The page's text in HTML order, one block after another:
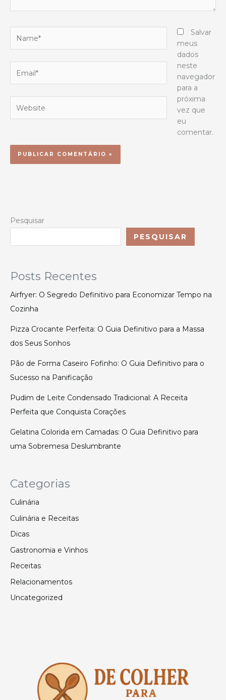
Salvar
meus
dados
neste
navegador
para a
próxima
vez que
eu
comentar.
Pesquisar
PESQUISAR
Posts Recentes
Airfryer: O Segredo Definitivo para Economizar Tempo na
Cozinha
Pizza Crocante Perfeita: O Guia Definitivo para a Massa
dos Seus Sonhos
Pão de Forma Caseiro Fofinho: O Guia Definitivo para o
Sucesso na Panificação
Pudim de Leite Condensado Tradicional: A Receita
Perfeita que Conquista Corações
Gelatina Colorida em Camadas: O Guia Definitivo para
uma Sobremesa Deslumbrante
Categorias
Culinária
Culinária e Receitas
Dicas
Gastronomia e Vinhos
Receitas
Relacionamentos
Uncategorized